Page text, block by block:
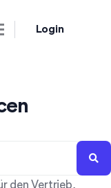
Login
den Vertrieb,